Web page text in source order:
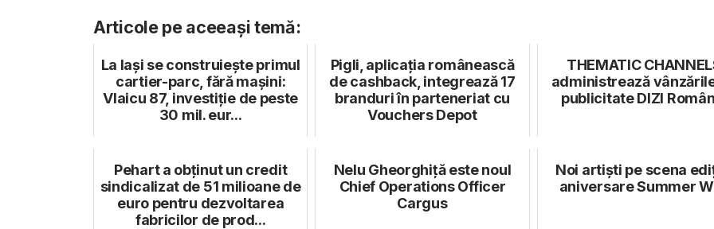
Articole pe aceeași temă:
La Iași se construiește primul
cartier-parc, fără mașini:
Vlaicu 87, investiție de peste
30 mil. eur...
Pigli, aplicația românească
de cashback, integrează 17
branduri în parteneriat cu
Vouchers Depot
THEMATIC
administrează
publicitate DIZI
Pehart a obținut un credit
sindicalizat de 51 milioane de
euro pentru dezvoltarea
fabricilor de prod...
Nelu Gheorghiță este noul
Chief Operations Officer
Cargus
Noi artiști pe scena
aniversare Summer